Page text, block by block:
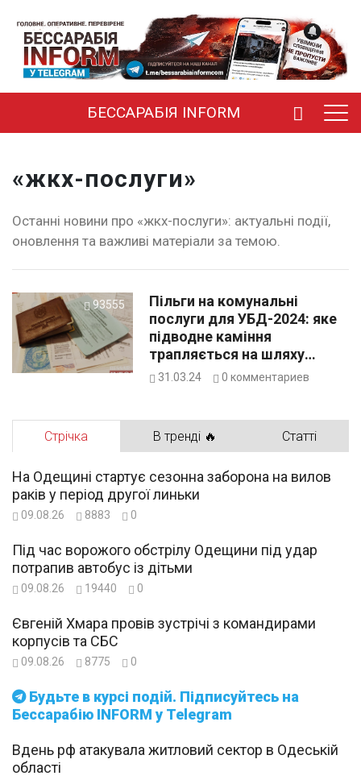
БЕССАРАБІЯ INFORM
«жкх-послуги»
Останні новини про «жкх-послуги»: актуальні події,
оновлення та важливі матеріали за темою.
93555
Пільги на комунальні
послуги для УБД-2024: яке
підводне каміння
трапляється на шляху
оформлення в Ізмаїлі
31.03.24 0 комментариев
Стрічка В тренді 🔥 Статті
Будьте в курсі подій. Підписуйтесь на
Бессарабію INFORM у Telegram
На Одещині стартує сезонна заборона на вилов
раків у період другої линьки
09.08.26 8883 0
Під час ворожого обстрілу Одещини під удар
потрапив автобус із дітьми
09.08.26 19440 0
Євгеній Хмара провів зустрічі з командирами
корпусів та СБС
09.08.26 8775 0
Вдень рф атакувала житловий сектор в Одеській
області